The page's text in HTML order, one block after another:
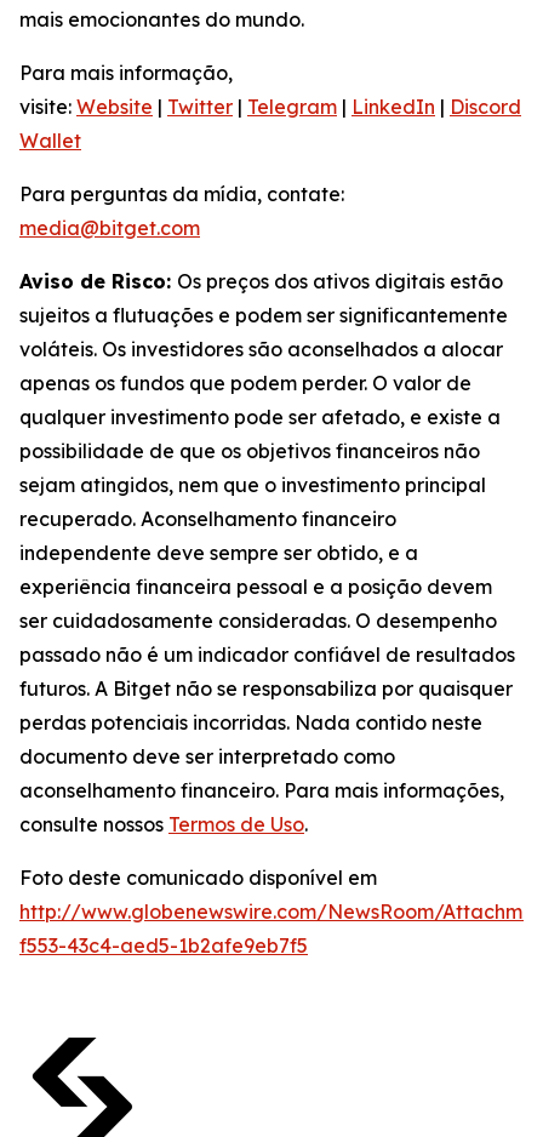
mais emocionantes do mundo.
Para mais informação,
visite: Website | Twitter | Telegram | LinkedIn | Discord
Wallet
Para perguntas da mídia, contate:
media@bitget.com
Aviso de Risco: Os preços dos ativos digitais estão
sujeitos a flutuações e podem ser significantemente
voláteis. Os investidores são aconselhados a alocar
apenas os fundos que podem perder. O valor de
qualquer investimento pode ser afetado, e existe a
possibilidade de que os objetivos financeiros não
sejam atingidos, nem que o investimento principal
recuperado. Aconselhamento financeiro
independente deve sempre ser obtido, e a
experiência financeira pessoal e a posição devem
ser cuidadosamente consideradas. O desempenho
passado não é um indicador confiável de resultados
futuros. A Bitget não se responsabiliza por quaisquer
perdas potenciais incorridas. Nada contido neste
documento deve ser interpretado como
aconselhamento financeiro. Para mais informações,
consulte nossos Termos de Uso.
Foto deste comunicado disponível em
http://www.globenewswire.com/NewsRoom/
f553-43c4-aed5-1b2afe9eb7f5